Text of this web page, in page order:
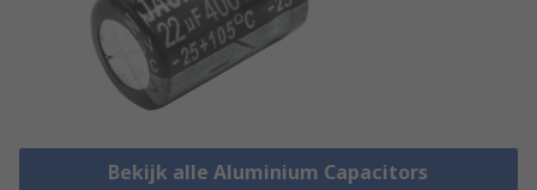
Bekijk alle Aluminium Capacitors